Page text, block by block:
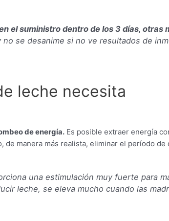
el suministro dentro de los 3 días,
se desanime si no ve resultados de
leche necesita
de energía. Es posible extraer energía
manera más realista, eliminar el período de
una estimulación muy fuerte para
leche, se eleva mucho cuando las